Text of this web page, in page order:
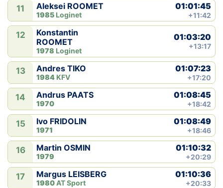
11 Aleksei ROOMET
1985 Loginet
01:01:45
+11:42
12
Konstantin
ROOMET
1978 Loginet
01:03:20
+13:17
13 Andres TIKO
1984 KFV
01:07:23
+17:20
14 Andrus PAATS
1970
01:08:45
+18:42
15 Ivo FRIDOLIN
1971
01:08:49
+18:46
16 Martin OSMIN
1979
01:10:32
+20:29
17 Margus LEISBERG
1980AT Sport
01:10:36
+20:33